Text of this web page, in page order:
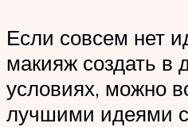
Если совсем нет
макияж создать в
условиях, можно
лучшими идеями